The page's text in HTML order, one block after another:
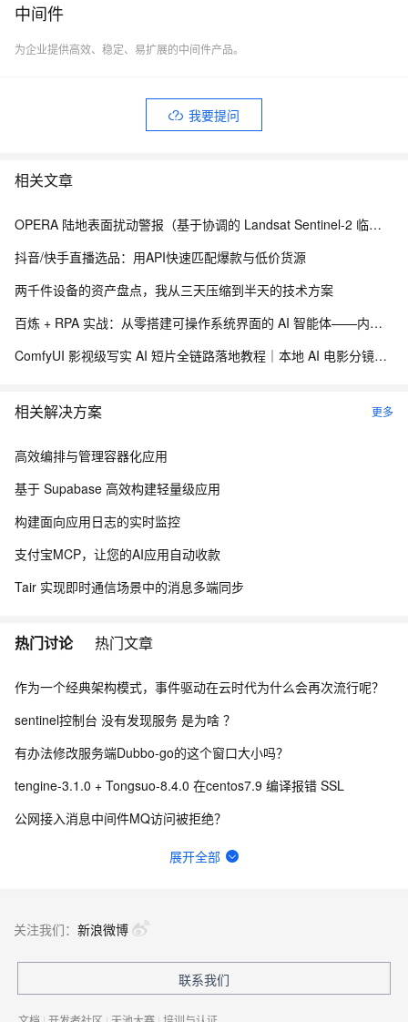
中间件
为企业提供高效、稳定、易扩展的中间件产品。
我要提问
相关文章
OPERA 陆地表面扰动警报（基于协调的 Landsat Sentinel-2 临时产品，版本 0）
抖音/快手直播选品：用API快速匹配爆款与低价货源
两千件设备的资产盘点，我从三天压缩到半天的技术方案
百炼 + RPA 实战：从零搭建可操作系统界面的 AI 智能体——内网离线部署与 EXE 打包分发完整方案
ComfyUI 影视级写实 AI 短片全链路落地教程｜本地 AI 电影分镜渲染、时序稳定与人像一致性解决方案
相关解决方案 更多
高效编排与管理容器化应用
基于 Supabase 高效构建轻量级应用
构建面向应用日志的实时监控
支付宝MCP，让您的AI应用自动收款
Tair 实现即时通信场景中的消息多端同步
热门讨论 热门文章
作为一个经典架构模式，事件驱动在云时代为什么会再次流行呢？
sentinel控制台 没有发现服务 是为啥 ？
有办法修改服务端Dubbo-go的这个窗口大小吗？
tengine-3.1.0 + Tongsuo-8.4.0 在centos7.9 编译报错 SSL
公网接入消息中间件MQ访问被拒绝？
为什么到现在Sentinel开源l还是不去掉fastjson的引用？
wget https://chaosblade.oss-cn-hangzhou.aliyuncs.c
Seata 执行过程中报错Failed to get available servers怎么办？
展开全部
关注我们： 新浪微博
联系我们